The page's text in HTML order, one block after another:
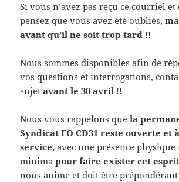
Si vous n’avez pas reçu ce courriel et
pensez que vous avez été oubliés,
avant qu’il ne soit trop tard !!
Nous sommes disponibles afin de
vos questions et interrogations,
sujet avant le 30 avril !!
Nous vous rappelons que la
Syndicat FO CD31 reste ouverte et
service,avec une présence
minima pour faire exister cet
nous anime et doit être prépondérant